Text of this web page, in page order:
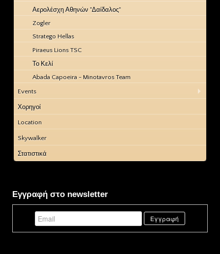
Αερολέσχη Αθηνών "Δαίδαλος"
Zogler
Stratego Hellas
Piraeus Lions TSC
Το Κελί
Abada Capoeira - Minotavros Team
Events
Χορηγοί
Location
Skywalker
Στατιστικά
Εγγραφή στο newsletter